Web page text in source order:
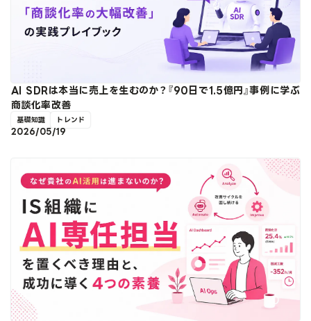
AI SDRは本当に売上を生むのか？『90日で1.5億円』事例に学ぶ
商談化率改善
基礎知識 トレンド
2026/05/19